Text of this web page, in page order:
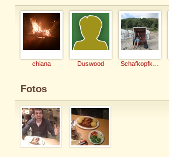
chiana Duswood
Fotos